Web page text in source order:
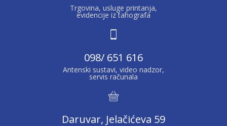
Trgovina, usluge printanja,
evidencije iz tahografa
098/ 651 616
Antenski sustavi, video nadzor,
servis računala
Daruvar, Jelačićeva 59